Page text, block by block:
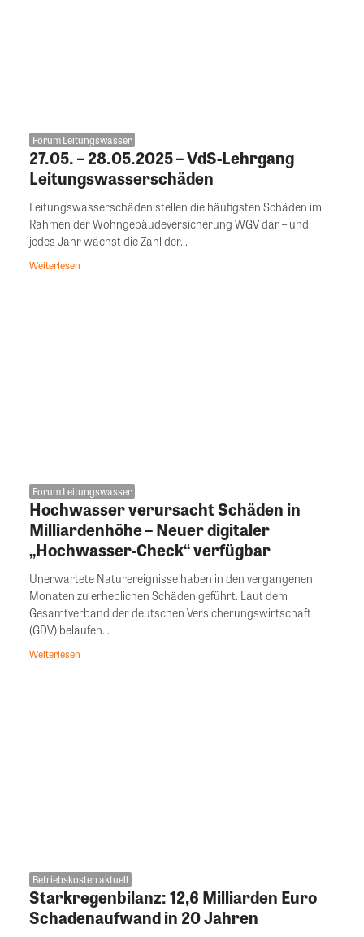
Forum Leitungswasser
27.05. – 28.05.2025 – VdS-Lehrgang
Leitungswasserschäden
Leitungswasserschäden stellen die häufigsten Schäden im
Rahmen der Wohngebäudeversicherung WGV dar – und
jedes Jahr wächst die Zahl der...
Weiterlesen
Forum Leitungswasser
Hochwasser verursacht Schäden in
Milliardenhöhe – Neuer digitaler
„Hochwasser-Check“ verfügbar
Unerwartete Naturereignisse haben in den vergangenen
Monaten zu erheblichen Schäden geführt. Laut dem
Gesamtverband der deutschen Versicherungswirtschaft
(GDV) belaufen...
Weiterlesen
Betriebskosten aktuell
Starkregenbilanz: 12,6 Milliarden Euro
Schadenaufwand in 20 Jahren